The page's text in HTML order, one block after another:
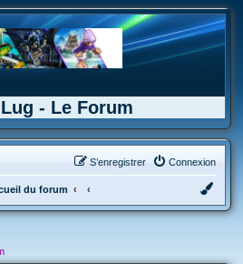
- Le Forum
Connexion
S’enregistrer
du forum